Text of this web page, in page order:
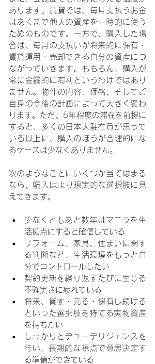
あります。賃貸では、毎月支払うお金
はあくまで他人の資産を一時的に使う
ためのものです。一方で、購入した場
合は、毎月の支払いが将来的に保有・
賃貸運用・売却できる自分の資産につ
ながっていきます。もちろん、購入が
常に金銭的に有利というわけではあり
ません。物件の内容、価格、そしてご
自身の今後の計画によって大きく変わ
ります。ただ、5年程度の滞在を前提に
すると、多くの日本人駐在員が思って
いる以上に、購入のほうが合理的にな
るケースは少なくありません。
次のようなことにいくつか当てはまる
なら、購入はより現実的な選択肢に見
えてきます。
少なくともあと数年はマニラを生
活拠点にすると確信している
リフォーム、家具、住まいに関す
る判断など、生活環境をもっと自
分でコントロールしたい
契約更新を繰り返すたびに生じる
不確実さに疲れている
将来、貸す・売る・保有し続ける
といった選択肢を持てる実物資産
を持ちたい
しっかりとデューデリジェンスを
行い、長期的な視点で意思決定す
る準備ができている